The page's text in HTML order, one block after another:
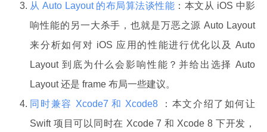
从 Auto Layout 的布局算法谈性能 ：本文从 iOS 中影
响性能的另一大杀手，也就是万恶之源 Auto Layout
来分析如何对 iOS 应用的性能进行优化以及 Auto
Layout 到底为什么会影响性能？并给出选择 Auto
Layout 还是 frame 布局一些建议。
同时兼容 Xcode7 和 Xcode8
：本文介绍了如何让
Swift 项目可以同时在 Xcode 7 和 Xcode 8 下开发，